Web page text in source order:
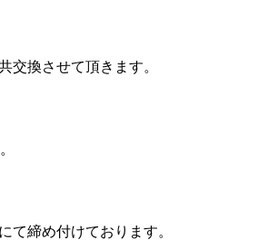
交換させて頂きます。
て締め付けております。